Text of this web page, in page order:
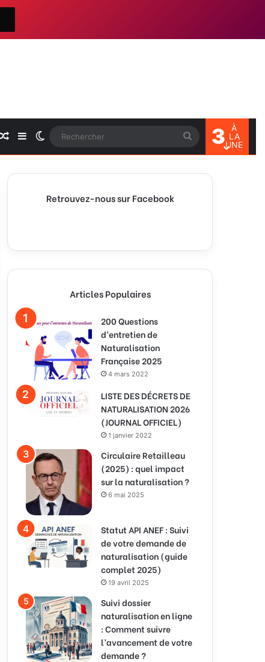
Article Aléatoire
Sidebar (barre latérale)
Switch skin Rechercher
3
À
LA
UNE
Retrouvez-nous sur Facebook
Articles Populaires
200 Questions
d’entretien de
Naturalisation
Française 2025
4 mars 2022
LISTE DES DÉCRETS DE
NATURALISATION 2026
(JOURNAL OFFICIEL)
1 janvier 2022
Circulaire Retailleau
(2025) : quel impact
sur la naturalisation ?
6 mai 2025
Statut API ANEF : Suivi
de votre demande de
naturalisation (guide
complet 2025)
19 avril 2025
Suivi dossier
naturalisation en ligne
: Comment suivre
l’avancement de votre
demande ?